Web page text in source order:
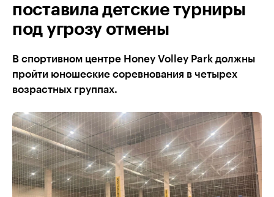
поставила детские турниры
под угрозу отмены
В спортивном центре Honey Volley Park должны
пройти юношеские соревнования в четырех
возрастных группах.